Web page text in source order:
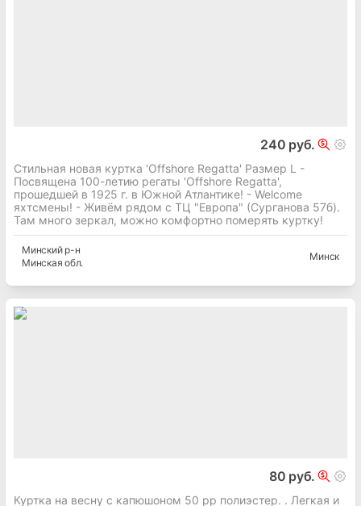
240 руб.
Стильная новая куртка 'Offshore Regatta' Размер L -
Посвящена 100-летию регаты 'Offshore Regatta',
прошедшей в 1925 г. в Южной Атлантике! - Welcome
яхтсмены! - Живём рядом с ТЦ "Европа" (Сурганова 57б).
Там много зеркал, можно комфортно померять куртку!
Минскийр-н
Минская обл.
Минск
80 руб.
Куртка на весну с капюшоном 50 рр полиэстер. . Легкая и